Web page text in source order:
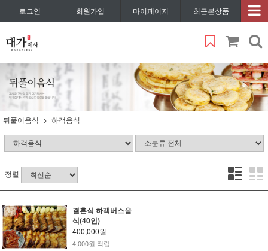
로그인 회원가입 마이페이지 최근본상품
뒤풀이음식 하객음식
정렬
결혼식 하객버스음
식(40인)
400,000원
4,000원 적립